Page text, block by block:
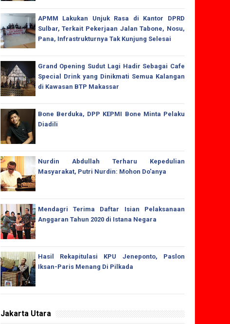
APMM Lakukan Unjuk Rasa di Kantor DPRD
Sulbar, Terkait Pekerjaan Jalan Tabone, Nosu,
Pana, Infrastrukturnya Tak Kunjung Selesai
Grand Opening Sudut Lagi Hadir Sebagai Cafe
Special Drink yang Dinikmati Semua Kalangan
di Kawasan BTP Makassar
Bone Berduka, DPP KEPMI Bone Minta Pelaku
Diadili
Nurdin Abdullah Terharu Kepedulian
Masyarakat, Putri Nurdin: Mohon Do'anya
Mendagri Terima Daftar Isian Pelaksanaan
Anggaran Tahun 2020 di Istana Negara
Hasil Rekapitulasi KPU Jeneponto, Paslon
Iksan-Paris Menang Di Pilkada
Jakarta Utara